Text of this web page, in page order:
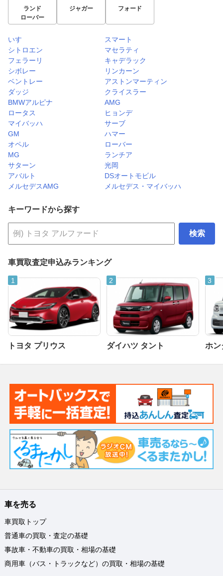
ランド
ローバー
ジャガー フォード
いすゞ
スマート
シトロエン
マセラティ
フェラーリ
キャデラック
シボレー
リンカーン
ベントレー
アストンマーティン
ダッジ
クライスラー
BMWアルピナ
AMG
ロータス
ヒョンデ
マイバッハ
サーブ
GM
ハマー
オペル
ローバー
MG
ランチア
サターン
光岡
アバルト
DSオートモビル
メルセデスAMG
メルセデス・マイバッハ
キーワードから探す
検索
車買取査定申込みランキング
トヨタ プリウス ダイハツ タント ホン
車を売る
車買取トップ
普通車の買取・査定の基礎
事故車・不動車の買取・相場の基礎
商用車（バス・トラックなど）の買取・相場の基礎